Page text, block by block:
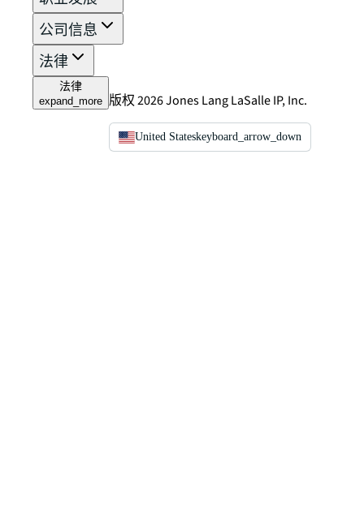
公司信息
法律
法律
expand_more 版权 2026 Jones Lang LaSalle IP, Inc.
United Stateskeyboard_arrow_down